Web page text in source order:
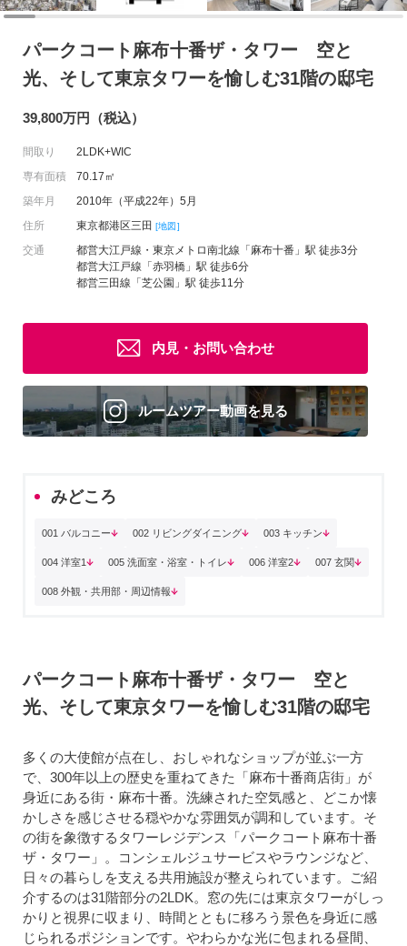
パークコート麻布十番ザ・タワー 空と
光、そして東京タワーを愉しむ31階の邸宅
39,800万円（税込）
間取り
2LDK+WIC
専有面積
70.17㎡
築年月
2010年（平成22年）5月
住所
東京都港区三田 [地図]
交通
都営大江戸線・東京メトロ南北線「麻布十番」駅 徒歩3分
都営大江戸線「赤羽橋」駅 徒歩6分
都営三田線「芝公園」駅 徒歩11分
内見・お問い合わせ
ルームツアー動画を見る
みどころ
001 バルコニー 002 リビングダイニング 003 キッチン
004 洋室1 005 洗面室・浴室・トイレ 006 洋室2 007 玄関
008 外観・共用部・周辺情報
パークコート麻布十番ザ・タワー 空と
光、そして東京タワーを愉しむ31階の邸宅
多くの大使館が点在し、おしゃれなショップが並ぶ一方
で、300年以上の歴史を重ねてきた「麻布十番商店街」が
身近にある街・麻布十番。洗練された空気感と、どこか懐
かしさを感じさせる穏やかな雰囲気が調和しています。そ
の街を象徴するタワーレジデンス「パークコート麻布十番
ザ・タワー」。コンシェルジュサービスやラウンジなど、
日々の暮らしを支える共用施設が整えられています。ご紹
介するのは31階部分の2LDK。窓の先には東京タワーがしっ
かりと視界に収まり、時間とともに移ろう景色を身近に感
じられるポジションです。やわらかな光に包まれる昼間、